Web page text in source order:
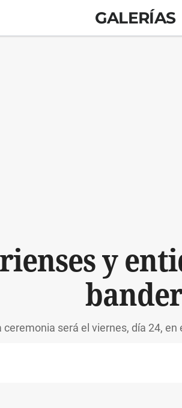
GALERÍAS
y
ceremonia será el viernes, día 24, en